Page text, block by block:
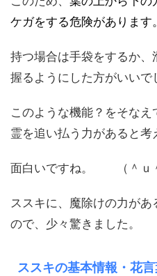
ケガをする危険があります。
持つ場合は手袋をするか、
握るようにした方がいいで
このような機能？をそな
霊を追い払う力があると考
面白いですね。 （＾ｕ
ススキに、魔除けの力が
ので、少々驚きました。
ススキの基本情報・花